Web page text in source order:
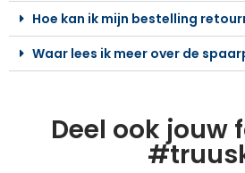
Hoe kan ik mijn bestelling
Waar lees ik meer over de
Deel ook jouw